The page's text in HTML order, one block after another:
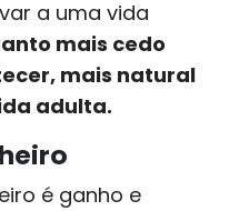
a uma vida
mais cedo
mais natural
adulta.
é ganho e